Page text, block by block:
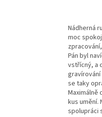
Nádherná
moc
Pán byl
vstřícný, a
se taky
Maximálně
kus umění.
spolupráci